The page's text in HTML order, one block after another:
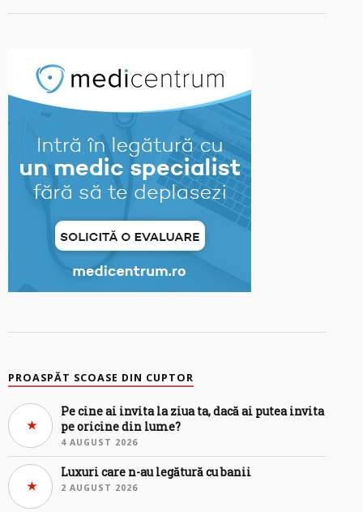
PROASPĂT SCOASE DIN CUPTOR
Pe cine ai invita la ziua ta, dacă ai putea invita
pe oricine din lume?
4 AUGUST 2026
Luxuri care n-au legătură cu banii
2 AUGUST 2026